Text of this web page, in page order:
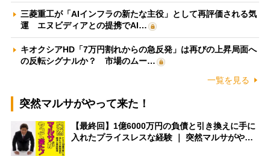
三菱重工が「AIインフラの新たな主役」として再評価される気
運 エヌビディアとの提携でAI…
キオクシアHD「7万円割れからの急反発」は再びの上昇局面へ
の反転シグナルか？ 市場のムー…
一覧を見る
突然マルサがやって来た！
【最終回】1億6000万円の負債と引き換えに手に
入れたプライスレスな経験 ｜ 突然マルサがや…